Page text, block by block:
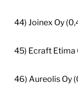
44) Joinex Oy
45) Ecraft Etima
46) Aureolis Oy